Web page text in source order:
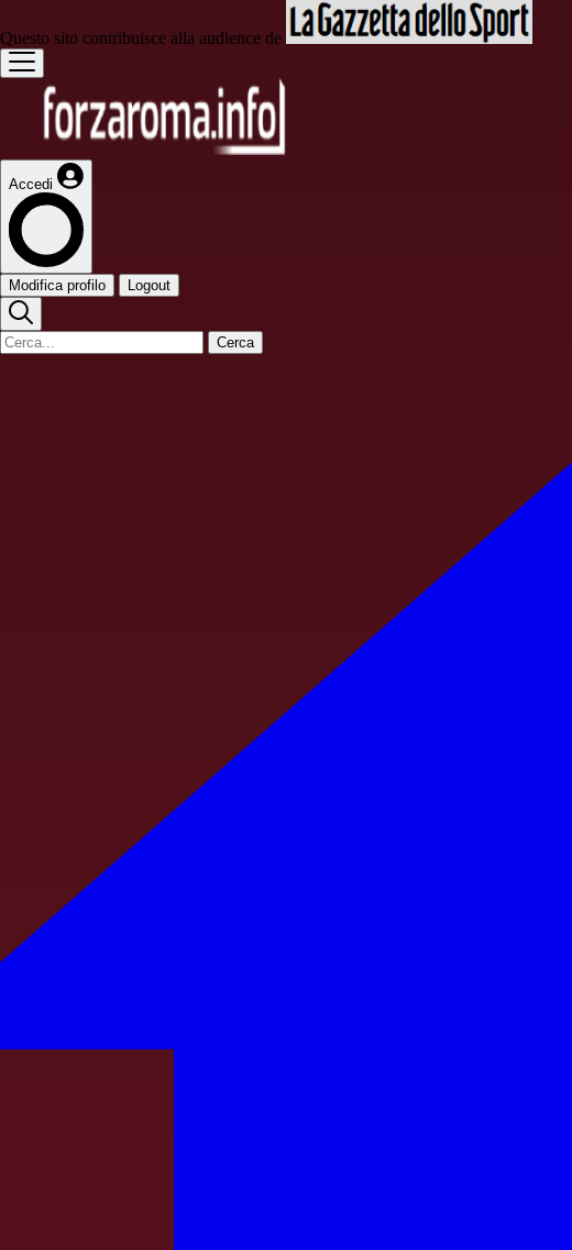
Questo sito contribuisce alla audience de
Accedi
Modifica profilo Logout
Cerca